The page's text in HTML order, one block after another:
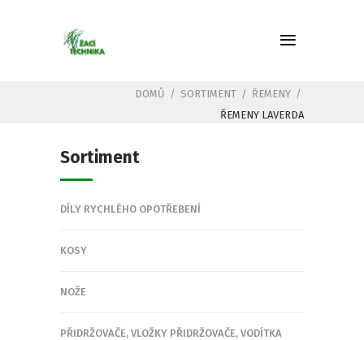
DOMŮ / SORTIMENT / ŘEMENY /
ŘEMENY LAVERDA
Sortiment
DÍLY RYCHLÉHO OPOTŘEBENÍ
KOSY
NOŽE
PŘIDRŽOVAČE, VLOŽKY PŘIDRŽOVAČE, VODÍTKA